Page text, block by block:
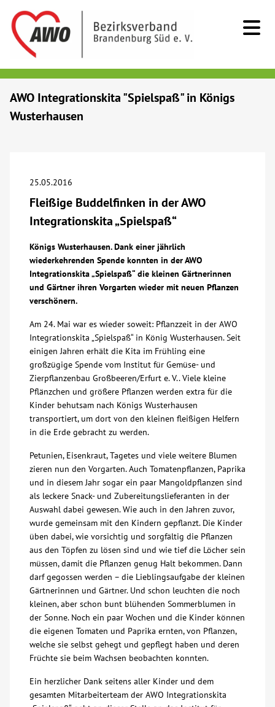
Senioren
Begegnung
Bildung
Über uns
Veranstaltungen
Spenden
Mitmachen
Karriere
Ausbildung
Glossar
Suche
Kontakt
AWO BB Süd
AWO Integrationskita "Spielspaß" in Königs
Wusterhausen
25.05.2016
Fleißige Buddelfinken in der AWO
Integrationskita „Spielspaß“
Königs Wusterhausen. Dank einer jährlich
wiederkehrenden Spende konnten in der AWO
Integrationskita „Spielspaß“ die kleinen Gärtnerinnen
und Gärtner ihren Vorgarten wieder mit neuen Pflanzen
verschönern.
Am 24. Mai war es wieder soweit: Pflanzzeit in der AWO
Integrationskita „Spielspaß“ in König Wusterhausen. Seit
einigen Jahren erhält die Kita im Frühling eine
großzügige Spende vom Institut für Gemüse- und
Zierpflanzenbau Großbeeren/Erfurt e. V.. Viele kleine
Pflänzchen und größere Pflanzen werden extra für die
Kinder behutsam nach Königs Wusterhausen
transportiert, um dort von den kleinen fleißigen Helfern
in die Erde gebracht zu werden.
Petunien, Eisenkraut, Tagetes und viele weitere Blumen
zieren nun den Vorgarten. Auch Tomatenpflanzen, Paprika
und in diesem Jahr sogar ein paar Mangoldpflanzen sind
als leckere Snack- und Zubereitungslieferanten in der
Auswahl dabei gewesen. Wie auch in den Jahren zuvor,
wurde gemeinsam mit den Kindern gepflanzt. Die Kinder
üben dabei, wie vorsichtig und sorgfältig die Pflanzen
aus den Töpfen zu lösen sind und wie tief die Löcher sein
müssen, damit die Pflanzen genug Halt bekommen. Dann
darf gegossen werden – die Lieblingsaufgabe der kleinen
Gärtnerinnen und Gärtner. Und schon leuchten die noch
kleinen, aber schon bunt blühenden Sommerblumen in
der Sonne. Noch ein paar Wochen und die Kinder können
die eigenen Tomaten und Paprika ernten, von Pflanzen,
welche sie selbst gehegt und gepflegt haben und deren
Früchte sie beim Wachsen beobachten konnten.
Ein herzlicher Dank seitens aller Kinder und dem
gesamten Mitarbeiterteam der AWO Integrationskita